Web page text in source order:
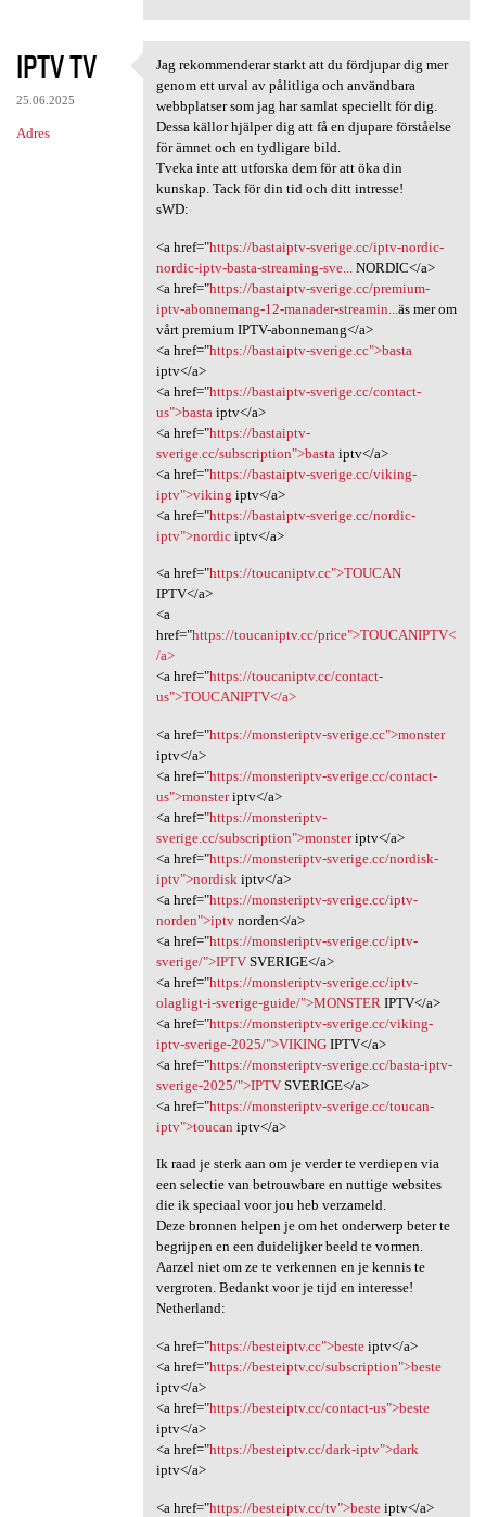
IPTV TV
25.06.2025
Adres
Jag rekommenderar starkt att
Jag rekommenderar starkt att du fördjupar dig mer
genom ett urval av pålitliga och användbara
webbplatser som jag har samlat speciellt för dig.
Dessa källor hjälper dig att få en djupare förståelse
för ämnet och en tydligare bild.
Tveka inte att utforska dem för att öka din
kunskap. Tack för din tid och ditt intresse!
sWD:
<a href="https://bastaiptv-sverige.cc/iptv-nordic-
nordic-iptv-basta-streaming-sve...
NORDIC</a>
<a href="https://bastaiptv-sverige.cc/premium-
iptv-abonnemang-12-manader-streamin... äs mer om
vårt premium IPTV-abonnemang</a>
<a href="https://bastaiptv-sverige.cc">basta
iptv</a>
<a href="https://bastaiptv-sverige.cc/contact-
us">basta iptv</a>
<a href="https://bastaiptv-
sverige.cc/subscription">basta iptv</a>
<a href="https://bastaiptv-sverige.cc/viking-
iptv">viking iptv</a>
<a href="https://bastaiptv-sverige.cc/nordic-
iptv">nordiciptv</a>
<a href="https://toucaniptv.cc">TOUCAN
IPTV</a>
<a
href="https://toucaniptv.cc/price">TOUCANIPTV<
/a>
<a href="https://toucaniptv.cc/contact-
us">TOUCANIPTV</a>
<a href="https://monsteriptv-sverige.cc">monster
iptv</a>
<a href="https://monsteriptv-sverige.cc/contact-
us">monsteriptv</a>
<a href="https://monsteriptv-
sverige.cc/subscription">monsteriptv</a>
<a href="https://monsteriptv-sverige.cc/nordisk-
iptv">nordisk iptv</a>
<a href="https://monsteriptv-sverige.cc/iptv-
norden">iptvnorden</a>
<a href="https://monsteriptv-sverige.cc/iptv-
sverige/">IPTVSVERIGE</a>
<a href="https://monsteriptv-sverige.cc/iptv-
olagligt-i-sverige-guide/">MONSTER IPTV</a>
<a href="https://monsteriptv-sverige.cc/viking-
iptv-sverige-2025/">VIKINGIPTV</a>
<a href="https://monsteriptv-sverige.cc/basta-iptv-
sverige-2025/">IPTVSVERIGE</a>
<a href="https://monsteriptv-sverige.cc/toucan-
iptv">toucan iptv</a>
Ik raad je sterk aan om je verder te verdiepen via
een selectie van betrouwbare en nuttige websites
die ik speciaal voor jou heb verzameld.
Deze bronnen helpen je om het onderwerp beter te
begrijpen en een duidelijker beeld te vormen.
Aarzel niet om ze te verkennen en je kennis te
vergroten. Bedankt voor je tijd en interesse!
Netherland:
<a href="https://besteiptv.cc">besteiptv</a>
<a href="https://besteiptv.cc/subscription">beste
iptv</a>
<a href="https://besteiptv.cc/contact-us">beste
iptv</a>
<a href="https://besteiptv.cc/dark-iptv">dark
iptv</a>
<a href="https://besteiptv.cc/tv">besteiptv</a>